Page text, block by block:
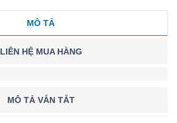
MÔ TẢ
LIÊN HỆ MUA HÀNG
MÔ TẢ VẮN TẮT